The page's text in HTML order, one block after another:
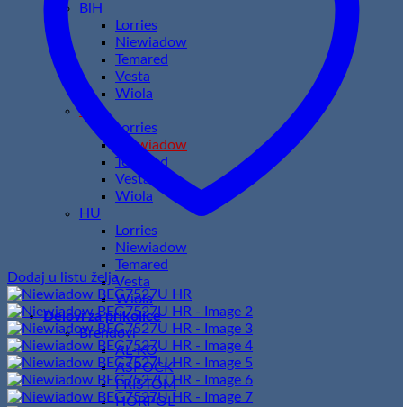
BiH
Lorries
Niewiadow
Temared
Vesta
Wiola
HR
Lorries
Niewiadow
Temared
Vesta
Wiola
HU
Lorries
Niewiadow
Temared
Vesta
Wiola
Delovi za prikolice
Brendovi
AL-KO
ASPOCK
FRISTOM
HORPOL
Dodaj u listu želja